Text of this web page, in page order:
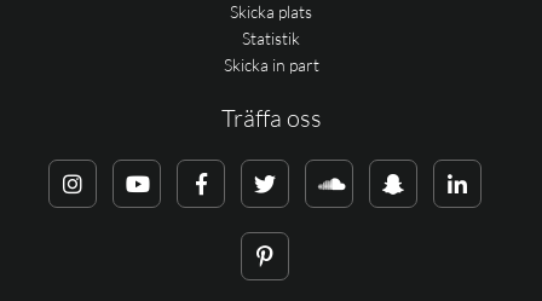
Skicka plats
Statistik
Skicka in part
Träffa oss